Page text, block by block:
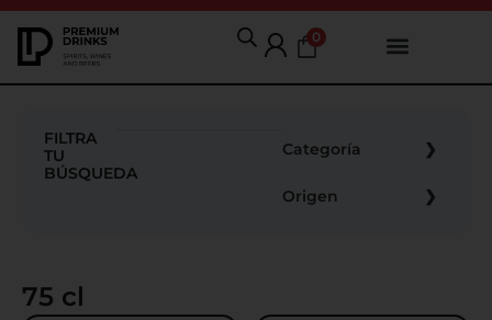
0
FILTRA
TU
BÚSQUEDA
Categoría
Origen
75 cl